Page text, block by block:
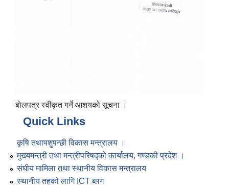
बोलपत्र स्वीकृत गर्ने आशयको सूचना ।
Quick Links
कृषि तथापशुपन्छी विकास मन्त्रालय ।
मुख्यमन्त्री तथा मन्त्रीपरिषद्को कार्यालय, गण्डकी प्रदेश ।
संघीय मामिला तथा स्थानीय विकास मन्त्रालय
स्थानीय तहको लागि ICT ब्लग